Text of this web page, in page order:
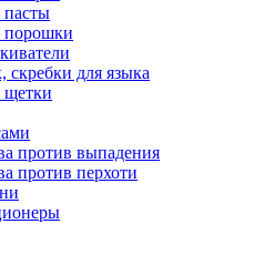
порошки
скребки для языка
щетки
против выпадения
против перхоти